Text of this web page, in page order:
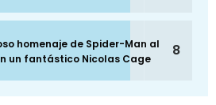
homenaje de Spider-Man al
un fantástico Nicolas Cage
8